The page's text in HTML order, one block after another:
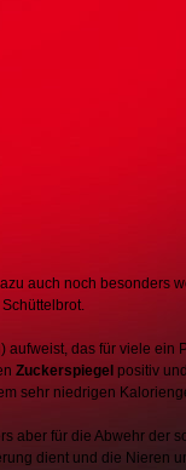
auch noch besonders
aufweist, das für viele ein
Zuckerspiegel positiv
sehr niedrigen
aber für die Abwehr der
dient und die Nieren